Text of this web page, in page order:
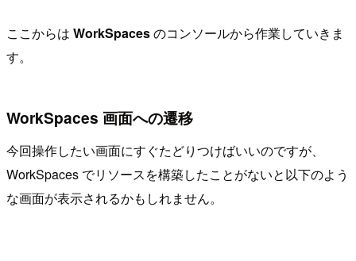
ここからは WorkSpacesのコンソールから作業していきま
す。
WorkSpaces 画面への遷移
今回操作したい画面にすぐたどりつけばいいのですが、
WorkSpaces でリソースを構築したことがないと以下のよう
な画面が表示されるかもしれません。